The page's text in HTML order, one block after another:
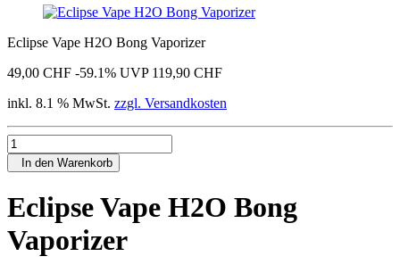
Eclipse Vape H2O Bong Vaporizer
49,00 CHF -59.1% UVP 119,90 CHF
inkl. 8.1 % MwSt. zzgl. Versandkosten
In den Warenkorb
Eclipse Vape H2O Bong
Vaporizer